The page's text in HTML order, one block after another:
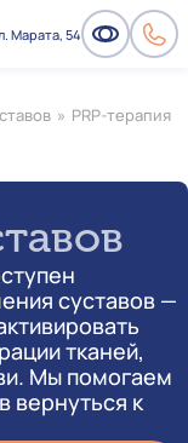
Марата, 54
» PRP-терапия
суставов —
тканей,
Мы помогаем
вернуться к